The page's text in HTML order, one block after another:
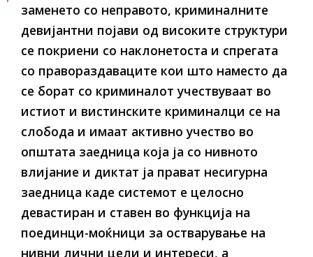
заменето со неправото, криминалните
девијантни појави од високите структури
се покриени со наклонетоста и спрегата
со правораздаваците кои што наместо да
се борат со криминалот учествуваат во
истиот и вистинските криминалци се на
слобода и имаат активно учество во
општата заедница која ја со нивното
влијание и диктат ја прават несигурна
заедница каде системот е целосно
девастиран и ставен во функција на
поединци-моќници за остварување на
нивни лични цели и интереси, а